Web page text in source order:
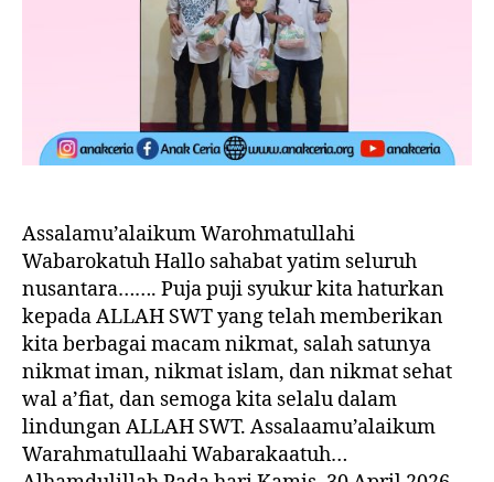
Assalamu’alaikum Warohmatullahi
Wabarokatuh Hallo sahabat yatim seluruh
nusantara……. Puja puji syukur kita haturkan
kepada ALLAH SWT yang telah memberikan
kita berbagai macam nikmat, salah satunya
nikmat iman, nikmat islam, dan nikmat sehat
wal a’fiat, dan semoga kita selalu dalam
lindungan ALLAH SWT. Assalaamu’alaikum
Warahmatullaahi Wabarakaatuh…